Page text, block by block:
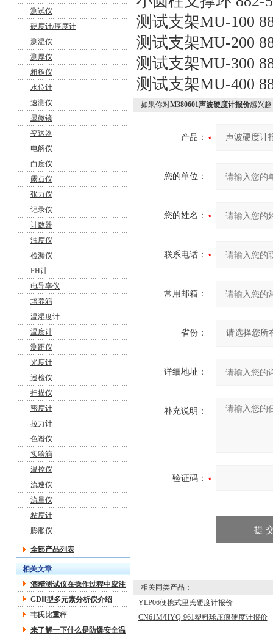
测试仪
硬度计/厚度计
测温仪
测厚仪
粗糙仪
水位计
速测仪
显微镜
变送器
电解仪
白度仪
露点仪
张力仪
记录仪
计数器
浊度仪
检漏仪
PH计
电导率仪
培养箱
温湿度计
温度计
测距仪
光度计
巡检仪
扫描仪
密度计
拉力计
色谱仪
实验箱
温控仪
流速仪
流量仪
粘度计
膨胀仪
全部产品列表
相关文章
酒精测试仪在操作过程中应注
意哪些
GDⅢ型多元素分析仪介绍
韦氏比重秤
来了解一下什么是防爆安全温
测试支架MU-100
测试支架MU-200
测试支架MU-300
测试支架MU-400
如果你对M380601声波硬度计报价感兴
产品：
您的单位：
您的姓名：
联系电话：
常用邮箱：
省份：
详细地址：
补充说明：
验证码：
相关同类产品：
YLP06便携式里氏硬度计报价
CN61M/HYQ-961塑料球压痕硬度计报价